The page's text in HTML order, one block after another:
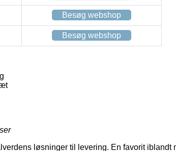
Besøg webshop
Besøg webshop
løsninger til levering. En favorit iblandt